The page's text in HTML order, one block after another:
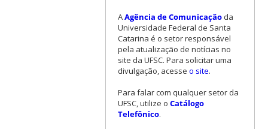
AAgência de Comunicaçãoda
Universidade Federal de Santa
Catarina é o setor responsável
pela atualização de notícias no
site da UFSC. Para solicitar uma
divulgação, acesse o site.
Para falar com qualquer setor da
UFSC, utilize o Catálogo
Telefônico.